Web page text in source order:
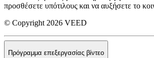
προσθέσετε υπότιλους και να αυξήσετε το
© Copyright 2026 VEED
Πρόγραμμα επεξεργασίας βίντεο